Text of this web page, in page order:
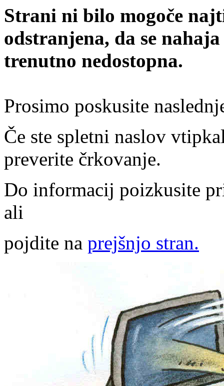
Strani ni bilo mogoče
odstranjena, da se
trenutno nedostopna.
Prosimo poskusite
Če ste spletni naslov
preverite črkovanje.
Do informacij poizkusite
ali
pojdite na prejšnjo stran.